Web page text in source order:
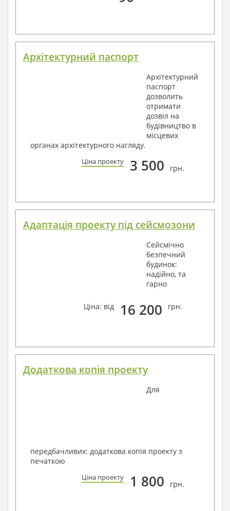
Архітектурний паспорт
Архітектурний
паспорт
дозволить
отримати
дозвіл на
будівництво в
місцевих
органах архітектурного нагляду.
Ціна проекту 3 500 грн.
Адаптація проекту під сейсмозони
Сейсмічно
безпечний
будинок:
надійно, та
гарно
Ціна: від 16 200 грн.
Додаткова копія проекту
Для
передбачливих: додаткова копія проекту з
печаткою
Ціна проекту 1 800 грн.